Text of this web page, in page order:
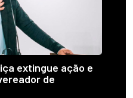
extingue ação e
de